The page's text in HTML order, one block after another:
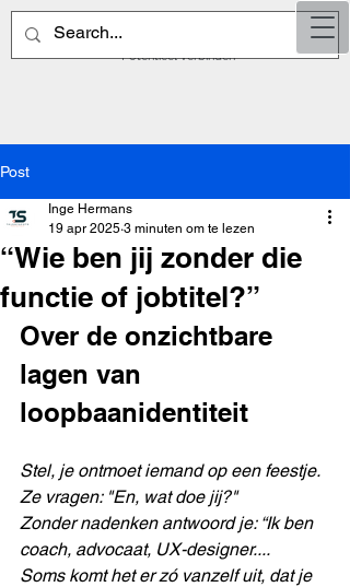
Potentieel verbinden
Post
“Wie ben jij zonder die
functie of jobtitel?”
Inge Hermans
19 apr 2025 3 minuten om te lezen
Over de onzichtbare
lagen van
loopbaanidentiteit
Stel, je ontmoet iemand op een feestje.
Ze vragen: "En, wat doe jij?"
Zonder nadenken antwoord je: “Ik ben
coach, advocaat, UX-designer....
Soms komt het er zó vanzelf uit, dat je